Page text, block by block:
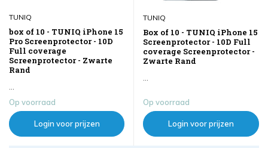
TUNIQ
box of 10 - TUNIQ iPhone 15
Pro Screenprotector - 10D
Full coverage
Screenprotector - Zwarte
Rand
Op voorraad
Login voor prijzen
TUNIQ
Box of 10 - TUNIQ iPhone 15
Screenprotector - 10D Full
coverage Screenprotector -
Zwarte Rand
Op voorraad
Login voor prijzen